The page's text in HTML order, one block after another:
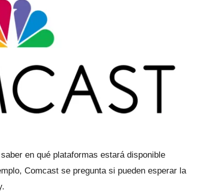
en qué plataformas estará disponible
Comcast se pregunta si pueden esperar la